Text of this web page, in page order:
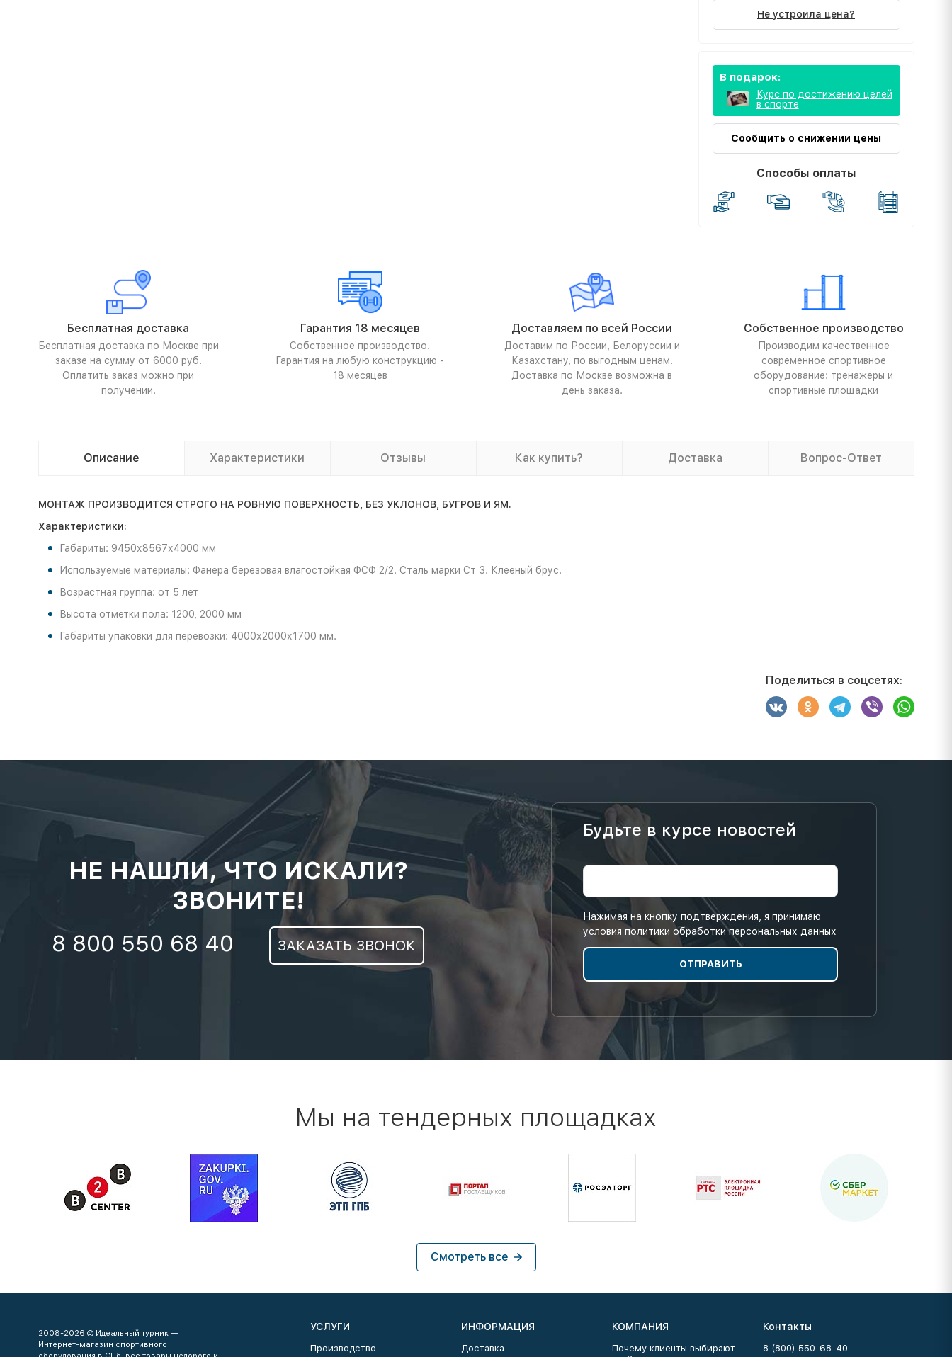
Не устроила цена?
В подарок:
Курс по достижению целей
в спорте
Сообщить о снижении цены
Способы оплаты
Бесплатная доставка
Бесплатная доставка по Москве при
заказе на сумму от 6000 руб.
Оплатить заказ можно при
получении.
Гарантия 18 месяцев
Собственное производство.
Гарантия на любую конструкцию -
18 месяцев
Доставляем по всей России
Доставим по России, Белоруссии и
Казахстану, по выгодным ценам.
Доставка по Москве возможна в
день заказа.
Собственное производство
Производим качественное
современное спортивное
оборудование: тренажеры и
спортивные площадки
Описание Характеристики Отзывы Как купить? Доставка Вопрос-Ответ
МОНТАЖ ПРОИЗВОДИТСЯ СТРОГО НА РОВНУЮ ПОВЕРХНОСТЬ, БЕЗ УКЛОНОВ, БУГРОВ И ЯМ.
Характеристики:
Габариты: 9450х8567х4000 мм
Используемые материалы: Фанера березовая влагостойкая ФСФ 2/2. Сталь марки Ст 3. Клееный брус.
Возрастная группа: от 5 лет
Высота отметки пола: 1200, 2000 мм
Габариты упаковки для перевозки: 4000х2000х1700 мм.
Поделиться в соцсетях:
НЕ НАШЛИ, ЧТО ИСКАЛИ?
ЗВОНИТЕ!
8 800 550 68 40 ЗАКАЗАТЬ ЗВОНОК
Будьте в курсе новостей
Нажимая на кнопку подтверждения, я принимаю
условия политики обработки персональных данных
Мы на тендерных площадках
Смотреть все
2008-2026 © Идеальный турник —
Интернет-магазин спортивного
УСЛУГИ
Производство
ИНФОРМАЦИЯ
Доставка
КОМПАНИЯ
Почему клиенты выбирают
Контакты
8 (800) 550-68-40